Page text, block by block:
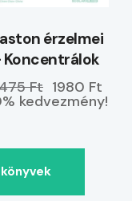
érzelmei
Koncentrálok
Ft 1980 Ft
kedvezmény!